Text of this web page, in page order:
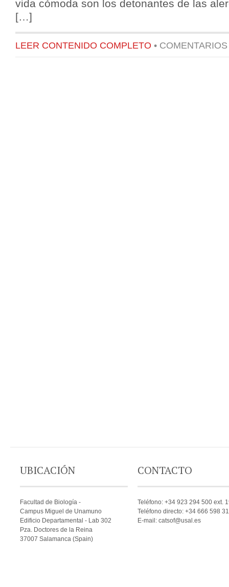
vida cómoda son los detonantes de las
[…]
LEER CONTENIDO COMPLETO •
UBICACIÓN
Facultad de Biología -
Campus Miguel de Unamuno
Edificio Departamental - Lab 302
Pza. Doctores de la Reina
37007 Salamanca (Spain)
CONTACTO
Teléfono: +34 923 294 500 ext.
Teléfono directo: +34 666 598
E-mail: catsof@usal.es